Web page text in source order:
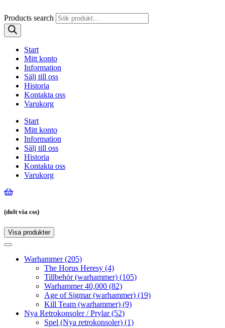
Products search
Start
Mitt konto
Information
Sälj till oss
Historia
Kontakta oss
Varukorg
Start
Mitt konto
Information
Sälj till oss
Historia
Kontakta oss
Varukorg
(dolt via css)
Visa produkter
Toggle
Toggle
navigationWarhammer(205)
The Horus Heresy (4)
Tillbehör (warhammer) (105)
Warhammer 40,000 (82)
Age of Sigmar (warhammer) (19)
Kill Team (warhammer) (9)
Nya Retrokonsoler / Prylar(52)
Spel (Nya retrokonsoler) (1)